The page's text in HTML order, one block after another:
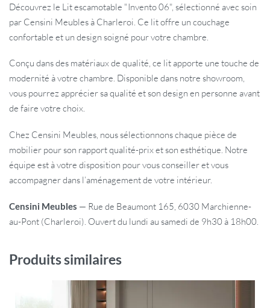
Découvrez le Lit escamotable "Invento 06", sélectionné avec soin
par Censini Meubles à Charleroi. Ce lit offre un couchage
confortable et un design soigné pour votre chambre.
Conçu dans des matériaux de qualité, ce lit apporte une touche de
modernité à votre chambre. Disponible dans notre showroom,
vous pourrez apprécier sa qualité et son design en personne avant
de faire votre choix.
Chez Censini Meubles, nous sélectionnons chaque pièce de
mobilier pour son rapport qualité-prix et son esthétique. Notre
équipe est à votre disposition pour vous conseiller et vous
accompagner dans l’aménagement de votre intérieur.
Censini Meubles — Rue de Beaumont 165, 6030 Marchienne-
au-Pont (Charleroi). Ouvert du lundi au samedi de 9h30 à 18h00.
Produits similaires